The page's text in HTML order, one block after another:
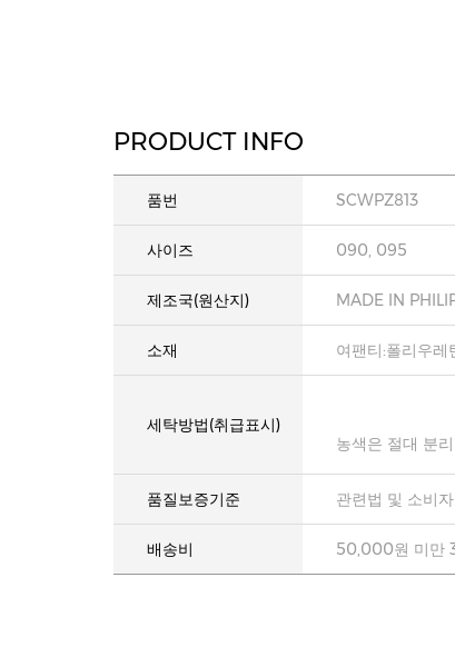
PRODUCT INFO
품번 SCWPZ813
사이즈 090, 095
제조국(원산지) MADE IN
소재 여팬티:폴리우
세탁방법(취급표시)
농색은 절대 분
품질보증기준 관련법 및 소비
배송비 50,000원 미만